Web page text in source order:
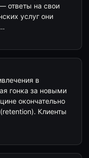
ответы на свои
услуг они
в
гонка за новыми
окончательно
Клиенты